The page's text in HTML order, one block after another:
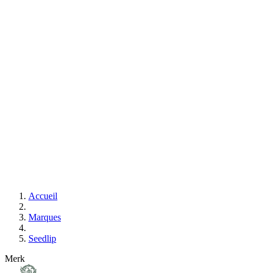
Accueil
Marques
Seedlip
Merk